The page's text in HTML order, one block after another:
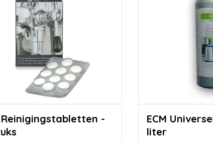
ECM Universele Ontkalker 1
liter